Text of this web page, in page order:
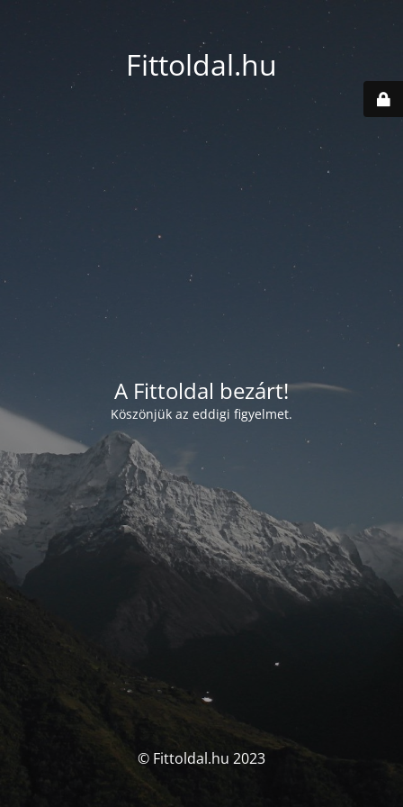
Fittoldal.hu
A Fittoldal bezárt!
Köszönjük az eddigi figyelmet.
© Fittoldal.hu 2023